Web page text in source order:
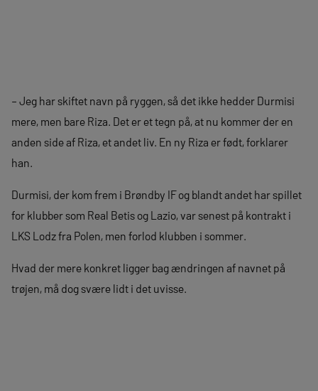
– Jeg har skiftet navn på ryggen, så det ikke hedder Durmisi
mere, men bare Riza. Det er et tegn på, at nu kommer der en
anden side af Riza, et andet liv. En ny Riza er født, forklarer
han.
Durmisi, der kom frem i Brøndby IF og blandt andet har spillet
for klubber som Real Betis og Lazio, var senest på kontrakt i
LKS Lodz fra Polen, men forlod klubben i sommer.
Hvad der mere konkret ligger bag ændringen af navnet på
trøjen, må dog svære lidt i det uvisse.